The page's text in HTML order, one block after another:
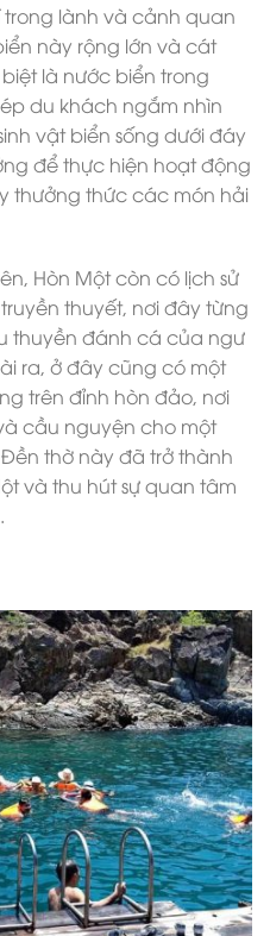
lành và cảnh quan
này rộng lớn và cát
là nước biển trong
du khách ngắm nhìn
vật biển sống dưới đáy
để thực hiện hoạt động
thưởng thức các món hải
Hòn Một còn có lịch sử
thuyết, nơi đây từng
thuyền đánh cá của ngư
ra, ở đây cũng có một
trên đỉnh hòn đảo, nơi
cầu nguyện cho một
thờ này đã trở thành
và thu hút sự quan tâm